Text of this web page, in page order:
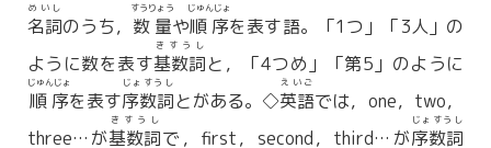
名詞
めいし
のうち， 数量
すうりょう
や順序
じゅんじょ
を表す語。「1つ」「3人」の
ように数を表す基数詞
きすうし
と，「4つめ」「第5」のように
順序
じゅんじょ
を表す序数詞
じょすうし
とがある。◇英語
えいご
では，one，two，
three…が基数詞
きすうし
で，first，second，third…が序数詞
じょすうし